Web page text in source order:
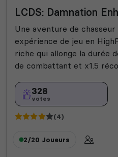
LCDS: Damnation
Une aventure de
expérience de jeu en
riche qui allonge la durée
de combattant et x1.5
328
votes
(4)
2/20 Joueurs